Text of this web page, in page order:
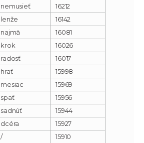
nemusieť
16212
lenže
16142
najmä
16081
krok
16026
radosť
16017
hrať
15998
mesiac
15969
spať
15956
sadnúť
15944
dcéra
15927
/
15910